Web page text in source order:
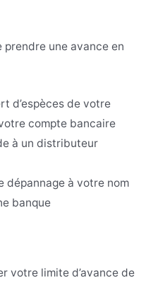
une avance en
d’espèces de votre
compte bancaire
à un distributeur
dépannage à votre nom
banque
votre limite d’avance de